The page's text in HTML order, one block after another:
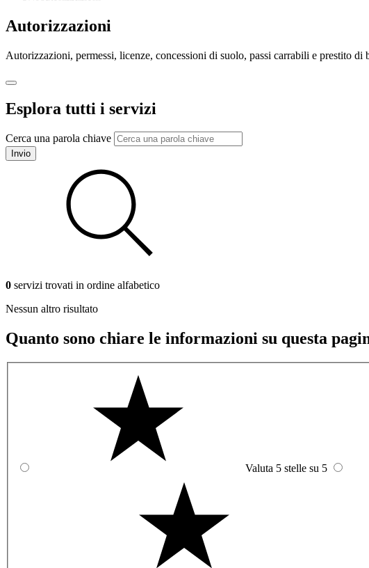
Autorizzazioni
Autorizzazioni, permessi, licenze, concessioni di suolo, passi carrabili e prestito di
Esplora tutti i servizi
Cerca una parola chiave
Invio
0 servizi trovati in ordine alfabetico
Nessun altro risultato
Quanto sono chiare le informazioni su questa
Valuta 5 stelle su 5